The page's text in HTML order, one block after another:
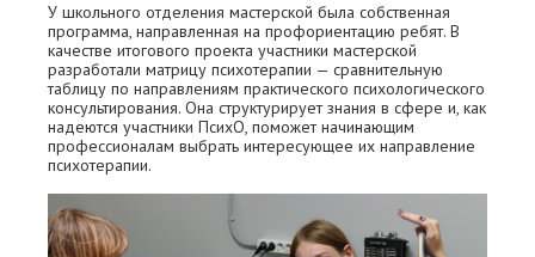
У школьного отделения мастерской была собственная
программа, направленная на профориентацию ребят. В
качестве итогового проекта участники мастерской
разработали матрицу психотерапии — сравнительную
таблицу по направлениям практического психологического
консультирования. Она структурирует знания в сфере и, как
надеются участники ПсихО, поможет начинающим
профессионалам выбрать интересующее их направление
психотерапии.